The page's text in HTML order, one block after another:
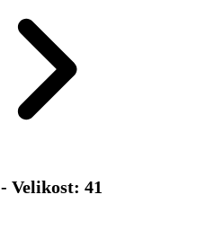
- Velikost: 41